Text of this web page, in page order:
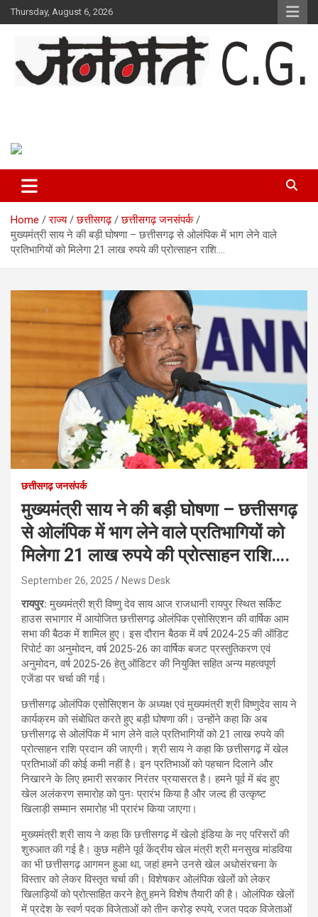
Skip
to
Thursday, August 6, 2026
Home राज्य छत्तीसगढ़
छत्तीसगढ़ जनसंपर्क
मुख्यमंत्री साय ने की बड़ी घोषणा – छत्तीसगढ़ से ओलंपिक में भाग लेने वाले
प्रतिभागियों को मिलेगा 21 लाख रुपये की प्रोत्साहन राशि….
छत्तीसगढ़ जनसंपर्क
मुख्यमंत्री साय ने की बड़ी घोषणा – छत्तीसगढ़
से ओलंपिक में भाग लेने वाले प्रतिभागियों को
मिलेगा 21 लाख रुपये की प्रोत्साहन राशि….
September 26, 2025 News Desk
रायपुर: मुख्यमंत्री श्री विष्णु देव साय आज राजधानी रायपुर स्थित सर्किट
हाउस सभागार में आयोजित छत्तीसगढ़ ओलंपिक एसोसिएशन की वार्षिक आम
सभा की बैठक में शामिल हुए। इस दौरान बैठक में वर्ष 2024-25 की ऑडिट
रिपोर्ट का अनुमोदन, वर्ष 2025-26 का वार्षिक बजट प्रस्तुतिकरण एवं
अनुमोदन, वर्ष 2025-26 हेतु ऑडिटर की नियुक्ति सहित अन्य महत्वपूर्ण
एजेंडा पर चर्चा की गई।
छत्तीसगढ़ ओलंपिक एसोसिएशन के अध्यक्ष एवं मुख्यमंत्री श्री विष्णुदेव साय ने
कार्यक्रम को संबोधित करते हुए बड़ी घोषणा की। उन्होंने कहा कि अब
छत्तीसगढ़ से ओलंपिक में भाग लेने वाले प्रतिभागियों को 21 लाख रुपये की
प्रोत्साहन राशि प्रदान की जाएगी। श्री साय ने कहा कि छत्तीसगढ़ में खेल
प्रतिभाओं की कोई कमी नहीं है। इन प्रतिभाओं को पहचान दिलाने और
निखारने के लिए हमारी सरकार निरंतर प्रयासरत है। हमने पूर्व में बंद हुए
खेल अलंकरण समारोह को पुनः प्रारंभ किया है और जल्द ही उत्कृष्ट
खिलाड़ी सम्मान समारोह भी प्रारंभ किया जाएगा।
मुख्यमंत्री श्री साय ने कहा कि छत्तीसगढ़ में खेलो इंडिया के नए परिसरों की
शुरुआत की गई है। कुछ महीने पूर्व केंद्रीय खेल मंत्री श्री मनसुख मांडविया
का भी छत्तीसगढ़ आगमन हुआ था, जहां हमने उनसे खेल अधोसंरचना के
विस्तार को लेकर विस्तृत चर्चा की। विशेषकर ओलंपिक खेलों को लेकर
खिलाड़ियों को प्रोत्साहित करने हेतु हमने विशेष तैयारी की है। ओलंपिक खेलों
में प्रदेश के स्वर्ण पदक विजेताओं को तीन करोड़ रुपये, रजत पदक विजेताओं